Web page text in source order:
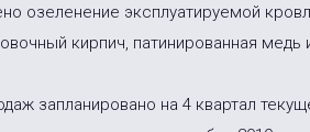
озеленение эксплуатируемой
кирпич, патинированная медь
запланировано на 4 квартал